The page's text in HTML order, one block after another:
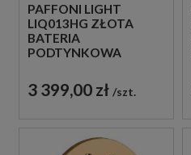
PAFFONI LIGHT
LIQ013HG ZŁOTA
BATERIA
PODTYNKOWA
DROŻNA
3 399,00 zł szt.